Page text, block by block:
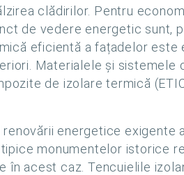
clădirilor. Pentru
de vedere energetic sunt,
eficientă a fațadelor este
Materialele și
de izolare termică
energetice exigente
monumentelor istorice
în acest caz. Tencuielile